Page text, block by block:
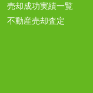
売却成功実績一覧
不動産売却査定